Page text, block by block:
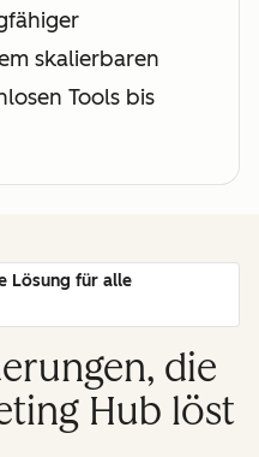
skalierbaren
Tools bis
Lösung für alle
die
Hub löst